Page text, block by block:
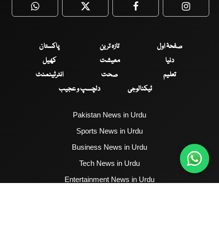
WhatsApp Twitter Facebook
صفحۂ اول تازہ ترین
پاکستان
دنیا
معیشت
کھیل
تعلیم
صحت
انٹرٹینمنٹ
ٹیکنالوجی
دلچسپ و عجیب
Pakistan News in Urdu
Sports News in Urdu
Business News in Urdu
Tech News in Urdu
Entertainment News in Urdu